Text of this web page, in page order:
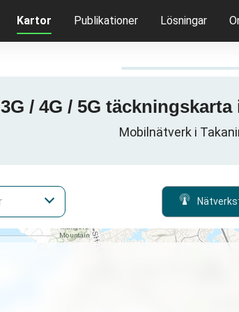
Kartor Publikationer Lösningar
3G / 4G / 5G
Mobilnätverk i